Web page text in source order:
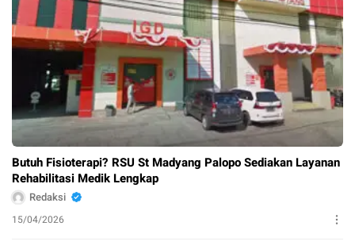
Butuh Fisioterapi? RSU St Madyang Palopo Sediakan Layanan
Rehabilitasi Medik Lengkap
Redaksi
15/04/2026